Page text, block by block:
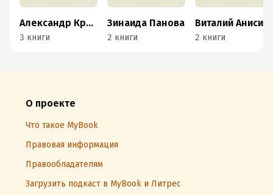
Александр Кришталюк
3 книги
Зинаида Панова
2 книги 2 книги
О проекте
Что такое MyBook
Правовая информация
Правообладателям
Загрузить подкаст в MyBook и Литрес